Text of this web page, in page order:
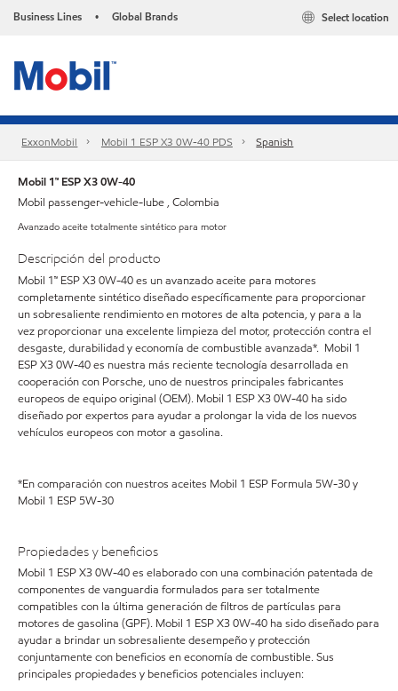
Business Lines • Global Brands Select location
ExxonMobil Mobil 1 ESP X3 0W-40 PDS Spanish
Mobil 1™ ESP X3 0W-40
Mobil passenger-vehicle-lube , Colombia
Avanzado aceite totalmente sintético para motor
Descripción del producto
Mobil 1™ ESP X3 0W-40 es un avanzado aceite para motores
completamente sintético diseñado específicamente para proporcionar
un sobresaliente rendimiento en motores de alta potencia, y para a la
vez proporcionar una excelente limpieza del motor, protección contra el
desgaste, durabilidad y economía de combustible avanzada*. Mobil 1
ESP X3 0W-40 es nuestra más reciente tecnología desarrollada en
cooperación con Porsche, uno de nuestros principales fabricantes
europeos de equipo original (OEM). Mobil 1 ESP X3 0W-40 ha sido
diseñado por expertos para ayudar a prolongar la vida de los nuevos
vehículos europeos con motor a gasolina.
*En comparación con nuestros aceites Mobil 1 ESP Formula 5W-30 y
Mobil 1 ESP 5W-30
Propiedades y beneficios
Mobil 1 ESP X3 0W-40 es elaborado con una combinación patentada de
componentes de vanguardia formulados para ser totalmente
compatibles con la última generación de filtros de partículas para
motores de gasolina (GPF). Mobil 1 ESP X3 0W-40 ha sido diseñado para
ayudar a brindar un sobresaliente desempeño y protección
conjuntamente con beneficios en economía de combustible. Sus
principales propiedades y beneficios potenciales incluyen: